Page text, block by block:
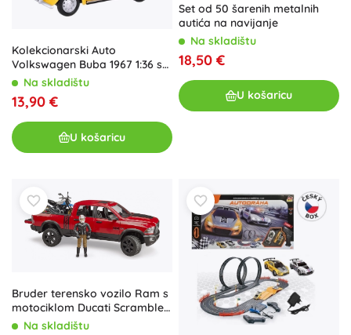
Kolekcionarski Auto
Volkswagen Buba 1967 1:36 s
Efektima
Na skladištu
13,90 €
U košaricu
Set od 50 šarenih metalnih
autića na navijanje
Na skladištu
18,50 €
U košaricu
Bruder terensko vozilo Ram s
motociklom Ducati Scrambler
i figuricom
Na skladištu